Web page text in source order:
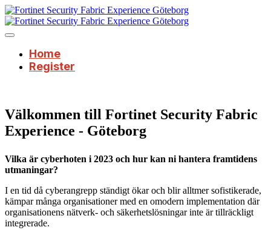
Home
Register
Välkommen till Fortinet Security Fabric
Experience - Göteborg
Vilka är cyberhoten i 2023 och hur kan ni hantera framtidens
utmaningar?
I en tid då cyberangrepp ständigt ökar och blir alltmer sofistikerade,
kämpar många organisationer med en omodern implementation där
organisationens nätverk- och säkerhetslösningar inte är tillräckligt
integrerade.